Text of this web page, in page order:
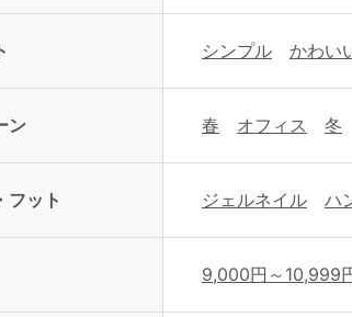
シンプル かわい
ン 春 オフィス 冬
フット ジェルネイル ハ
9,000円～10,999